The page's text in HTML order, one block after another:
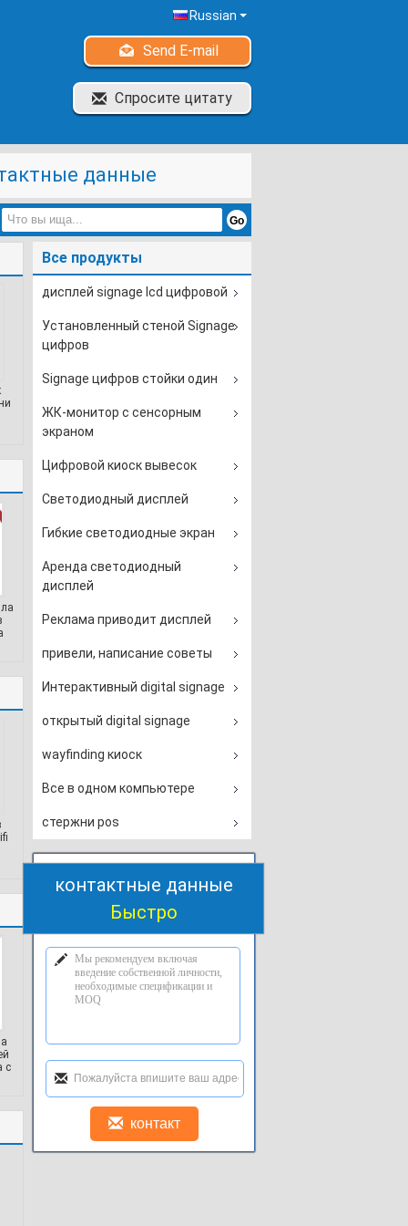
Russian
Send E-mail
Спросите цитату
данные
с
Все продукты
дисплей signage lcd цифровой
Установленный стеной Signage
цифров
Signage цифров стойки один
ЖК-монитор с сенсорным
экраном
Цифровой киоск вывесок
Светодиодный дисплей
Гибкие светодиодные экран
Аренда светодиодный
дисплей
Реклама приводит дисплей
привели, написание советы
Интерактивный digital signage
открытый digital signage
wayfinding киоск
Все в одном компьютере
стержни pos
контактные данные
Быстро